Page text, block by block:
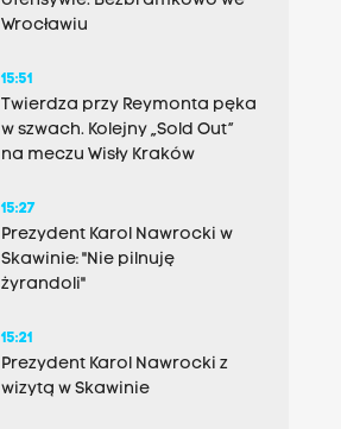
Wrocławiu
15:51
Twierdza przy Reymonta pęka
w szwach. Kolejny „Sold Out”
na meczu Wisły Kraków
15:27
Prezydent Karol Nawrocki w
Skawinie: "Nie pilnuję
żyrandoli"
15:21
Prezydent Karol Nawrocki z
wizytą w Skawinie